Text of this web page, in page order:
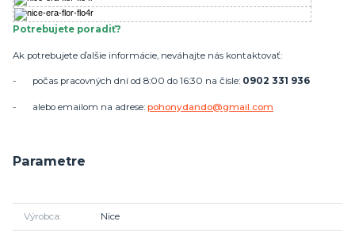
Potrebujete poradiť?
Ak potrebujete ďalšie informácie, neváhajte nás kontaktovať:
- počas pracovných dní od 8:00 do 16:30 na čísle: 0902 331 936
- alebo emailom na adrese: pohonydando@gmail.com
Parametre
Výrobca Nice